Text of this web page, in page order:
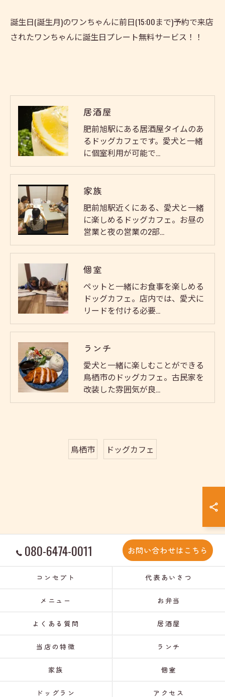
誕生日(誕生月)のワンちゃんに前日(15:00まで)予約で来店
されたワンちゃんに誕生日プレート無料サービス！！
居酒屋
肥前旭駅にある居酒屋タイムのあ
るドッグカフェです。愛犬と一緒
に個室利用が可能で…
家族
肥前旭駅近くにある、愛犬と一緒
に楽しめるドッグカフェ。お昼の
営業と夜の営業の2部…
個室
ペットと一緒にお食事を楽しめる
ドッグカフェ。店内では、愛犬に
リードを付ける必要…
ランチ
愛犬と一緒に楽しむことができる
鳥栖市のドッグカフェ。古民家を
改装した雰囲気が良…
鳥栖市 ドッグカフェ
080-6474-0011 お問い合わせはこちら
コンセプト 代表あいさつ
メニュー お弁当
よくある質問 居酒屋
当店の特徴 ランチ
家族 個室
ドッグラン アクセス